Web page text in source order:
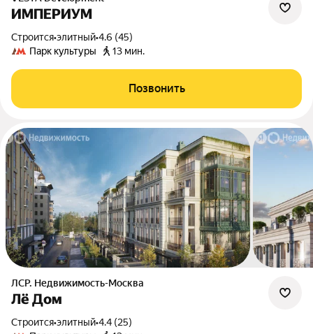
ИМПЕРИУМ
Строится•элитный•4.6 (45)
Парк культуры
13 мин.
Позвонить
ЛСР. Недвижимость-Москва
Лё Дом
Строится•элитный•4.4 (25)